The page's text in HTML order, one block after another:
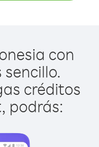
con
créditos
podrás: